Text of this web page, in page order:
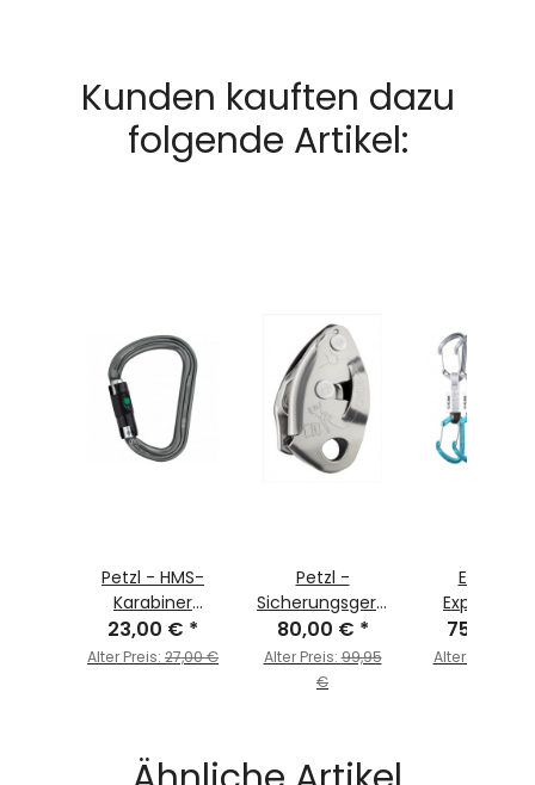
Kunden kauften dazu
folgende Artikel:
Petzl - HMS-
Karabiner
"William Ball
Lock"
23,00 € *
Alter Preis: 27,00 €
Petzl -
Sicherungsgerät
GRIGRI® grau
80,00 € *
Alter Preis:99,95
€
Edelrid -
Express-
Pure Wire
Sixpack
75,00 €
Alter Preis: